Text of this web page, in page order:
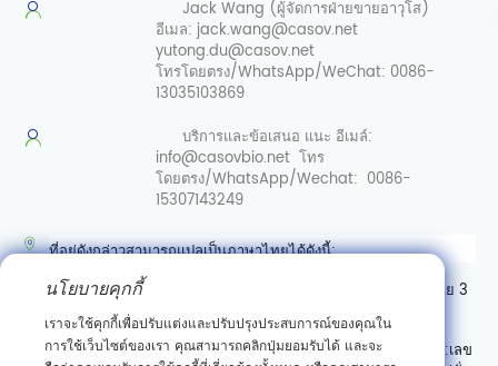
Jack Wang (ผู้จัดการฝ่ายขายอาวุโส)
อีเมล: jack.wang@casov.net
yutong.du@casov.net
โทรโดยตรง/WhatsApp/WeChat: 0086-
13035103869
บริการและข้อเสนอ แนะ อีเมล์:
info@casovbio.net โทร
โดยตรง/WhatsApp/Wechat: 0086-
15307143249
ที่อยู่ดังกล่าวสามารถแปลเป็นภาษาไทยได้ดังนี้:
ศูนย์นวัตกรรมชีววิทยาสังเคราะห์อู่ฮั่น เลขที่ 89 ถนนเกาเค่อหยวนสาย 3
เขตพัฒนาสินเชื่อเทคโนโลยีใหม่ตงหู อู่ฮั่น มณฑลหูเป่ย์
หรืออาจเขียนแบบมีลำดับที่อยู่ตามแบบไทย (จากเล็กไปใหญ่) ได้เป็น:เลข
นโยบายคุกกี้
เราจะใช้คุกกี้เพื่อปรับแต่งและปรับปรุงประสบการณ์ของคุณใน
การใช้เว็บไซต์ของเรา คุณสามารถคลิกปุ่มยอมรับได้ และจะ